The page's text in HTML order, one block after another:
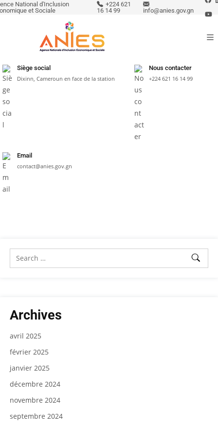
National d'Inclusion
et Sociale
+224 621
16 14 99
info@anies.gov.gn
Siège social
Dixinn, Cameroun en face de la station
Nous contacter
+224 621 16 14 99
Email
contact@anies.gov.gn
Archives
avril 2025
février 2025
janvier 2025
décembre 2024
novembre 2024
septembre 2024